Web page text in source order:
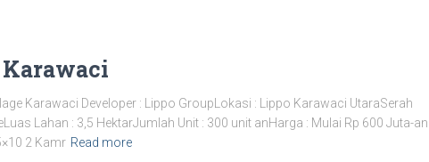
Karawaci
Karawaci Developer : Lippo GroupLokasi : Lippo Karawaci UtaraSerah
Lahan : 3,5 HektarJumlah Unit : 300 unit anHarga : Mulai Rp 600 Juta-an
2 Kamr Read more